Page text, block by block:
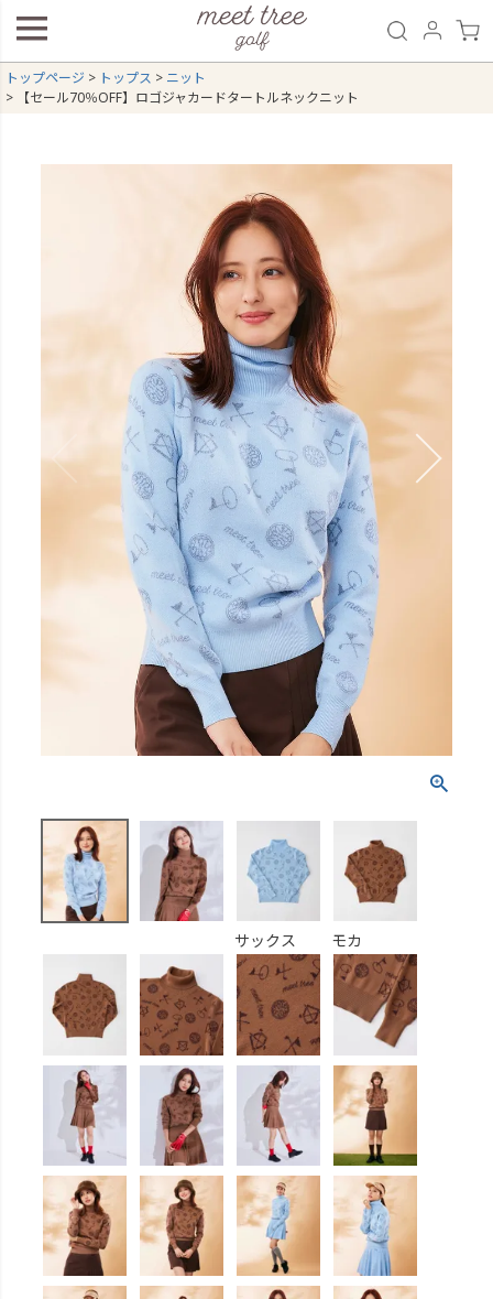
トップページ トップス
ニット
【セール70％OFF】ロゴジャカードタートルネックニット
サックス モカ